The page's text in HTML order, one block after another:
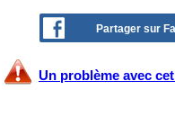
Partager sur
Un problème avec